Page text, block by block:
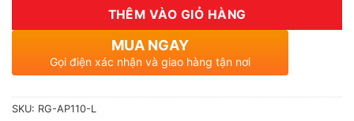
THÊM VÀO GIỎ HÀNG
MUA NGAY
Gọi điện xác nhận và giao hàng tận nơi
SKU: RG-AP110-L